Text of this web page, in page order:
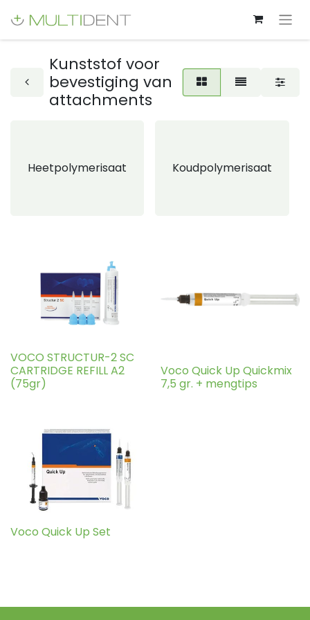
Kunststof voor
bevestiging van
attachments
Heetpolymerisaat Koudpolymerisaat
VOCO STRUCTUR-2 SC
CARTRIDGE REFILL A2
(75gr)
Voco Quick Up Quickmix
7,5 gr. + mengtips
Voco Quick Up Set